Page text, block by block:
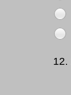
12.